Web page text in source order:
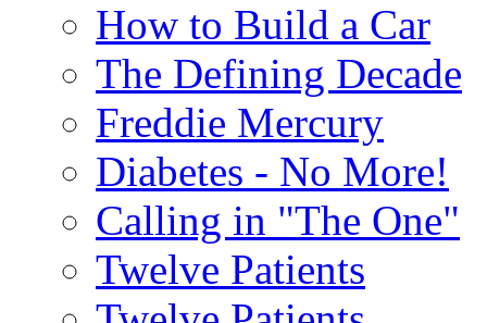
How to Build a Car
The Defining Decade
Freddie Mercury
Diabetes - No More!
Calling in "The One"
Twelve Patients